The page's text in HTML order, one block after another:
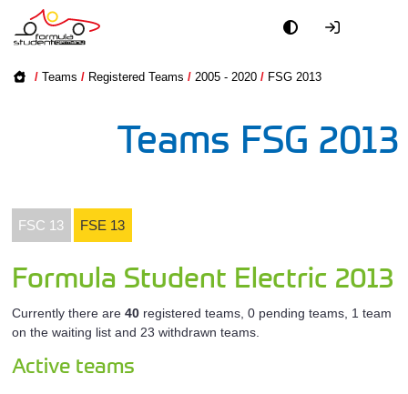
/ Teams / Registered Teams / 2005 - 2020 / FSG 2013
Teams FSG 2013
FSC 13 FSE 13
Formula Student Electric 2013
Currently there are 40registered teams, 0 pending teams, 1 team
on the waiting list and 23 withdrawn teams.
Active teams